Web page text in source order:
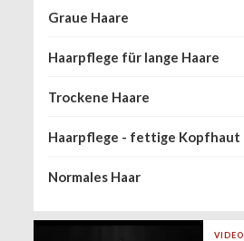
Graue Haare
Haarpflege für lange Haare
Trockene Haare
Haarpflege - fettige Kopfhaut
Normales Haar
VIDEO